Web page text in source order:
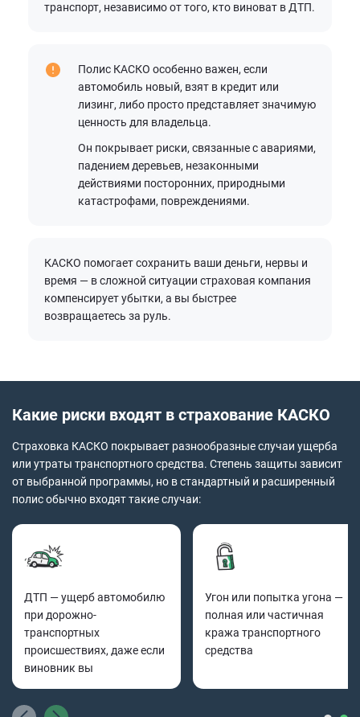
транспорт, независимо от того, кто виноват в ДТП.
Полис КАСКО особенно важен, если
автомобиль новый, взят в кредит или
лизинг, либо просто представляет значимую
ценность для владельца.
Он покрывает риски, связанные с авариями,
падением деревьев, незаконными
действиями посторонних, природными
катастрофами, повреждениями.
КАСКО помогает сохранить ваши деньги, нервы и
время — в сложной ситуации страховая компания
компенсирует убытки, а вы быстрее
возвращаетесь за руль.
Какие риски входят в страхование КАСКО
Страховка КАСКО покрывает разнообразные случаи ущерба
или утраты транспортного средства. Степень защиты зависит
от выбранной программы, но в стандартный и расширенный
полис обычно входят такие случаи:
ДТП — ущерб автомобилю
при дорожно-
транспортных
происшествиях, даже если
виновник вы
Угон или попытка угона —
полная или частичная
кража транспортного
средства